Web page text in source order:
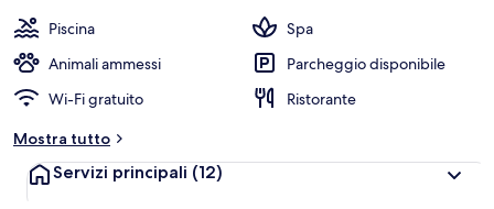
Piscina
Spa
Animali ammessi
Parcheggio disponibile
Wi-Fi gratuito
Ristorante
Mostra tutto
Servizi principali (12)